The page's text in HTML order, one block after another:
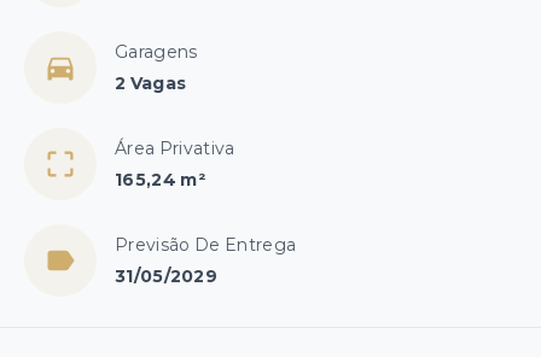
Garagens
2 Vagas
Área Privativa
165,24 m²
Previsão De Entrega
31/05/2029